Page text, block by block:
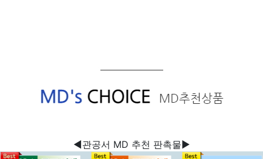
◀관공서 MD 추천 판촉물▶